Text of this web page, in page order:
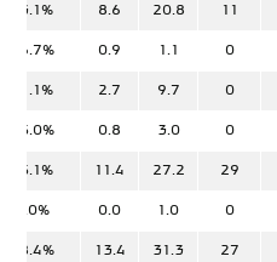
11
20.8
8.6
53.1%
0
1.1
0.9
66.7%
0
9.7
2.7
51.1%
0
3.0
0.8
25.0%
29
27.2
11.4
45.1%
0
1.0
0.0
0.0%
27
31.3
13.4
48.4%